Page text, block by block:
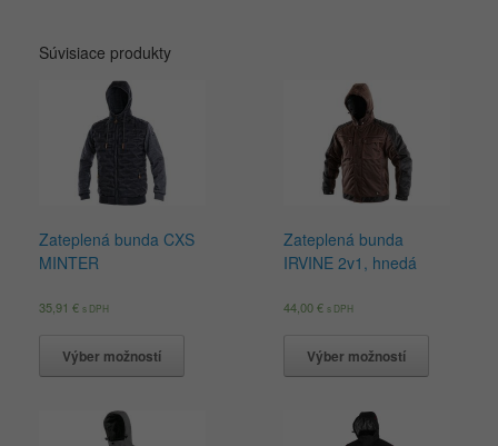
Súvisiace produkty
Zateplená bunda CXS
MINTER
35,91 € s DPH
Výber možností
Zateplená bunda
IRVINE 2v1, hnedá
44,00€ s DPH
Výber možností